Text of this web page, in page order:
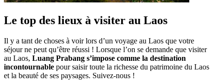
Le top des lieux à visiter au Laos
Il y a tant de choses à voir lors d’un voyage au Laos que votre
séjour ne peut qu’être réussi ! Lorsque l’on se demande que visiter
au Laos, Luang Prabang s’impose comme la destination
incontournable pour saisir toute la richesse du patrimoine du Laos
et la beauté de ses paysages. Suivez-nous !